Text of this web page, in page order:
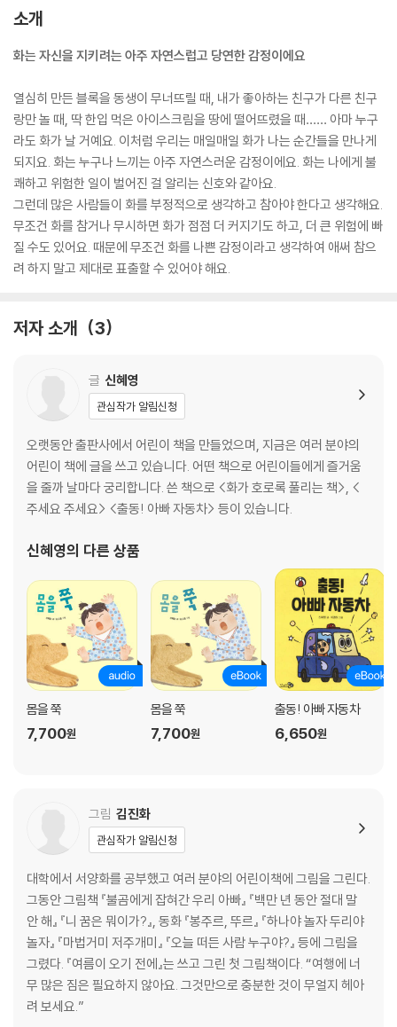
소개
화는 자신을 지키려는 아주 자연스럽고 당연한 감정이에요
열심히 만든 블록을 동생이 무너뜨릴 때, 내가 좋아하는 친구가 다른 친구
랑만 놀 때, 딱 한입 먹은 아이스크림을 땅에 떨어뜨렸을 때…… 아마 누구
라도 화가 날 거예요. 이처럼 우리는 매일매일 화가 나는 순간들을 만나게
되지요. 화는 누구나 느끼는 아주 자연스러운 감정이에요. 화는 나에게 불
쾌하고 위험한 일이 벌어진 걸 알리는 신호와 같아요.
그런데 많은 사람들이 화를 부정적으로 생각하고 참아야 한다고 생각해요.
무조건 화를 참거나 무시하면 화가 점점 더 커지기도 하고, 더 큰 위험에 빠
질 수도 있어요. 때문에 무조건 화를 나쁜 감정이라고 생각하여 애써 참으
려 하지 말고 제대로 표출할 수 있어야 해요.
저자 소개 3
글 신혜영
관심작가 알림신청
오랫동안 출판사에서 어린이 책을 만들었으며, 지금은 여러 분야의
어린이 책에 글을 쓰고 있습니다. 어떤 책으로 어린이들에게 즐거움
을 줄까 날마다 궁리합니다. 쓴 책으로 <화가 호로록 풀리는 책>, <
주세요 주세요> <출동! 아빠 자동차> 등이 있습니다.
신혜영의 다른 상품
몸을 쭉
7,700원
몸을 쭉
7,700원
출동! 아빠 자동차
6,650원
그림 김진화
관심작가 알림신청
대학에서 서양화를 공부했고 여러 분야의 어린이책에 그림을 그린다.
그동안 그림책 『불곰에게 잡혀간 우리 아빠』 『백만 년 동안 절대 말
안 해』 『니 꿈은 뭐이가?』, 동화 『봉주르, 뚜르』 『하나야 놀자 두리야
놀자』 『마법거미 저주개미』 『오늘 떠든 사람 누구야?』 등에 그림을
그렸다. 『여름이 오기 전에』는 쓰고 그린 첫 그림책이다. “여행에 너
무 많은 짐은 필요하지 않아요. 그것만으로 충분한 것이 무얼지 헤아
려 보세요.”